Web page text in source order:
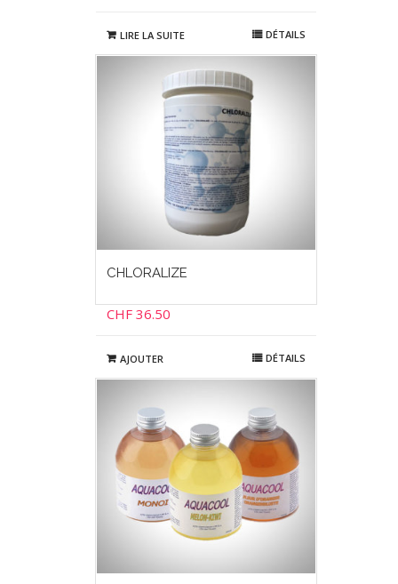
LIRE LA SUITE DÉTAILS
CHLORALIZE
CHF36.50
AJOUTER DÉTAILS